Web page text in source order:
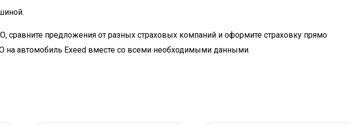
сравните предложения от разных страховых компаний и оформите страховку прямо
на автомобиль Exeed вместе со всеми необходимыми данными.